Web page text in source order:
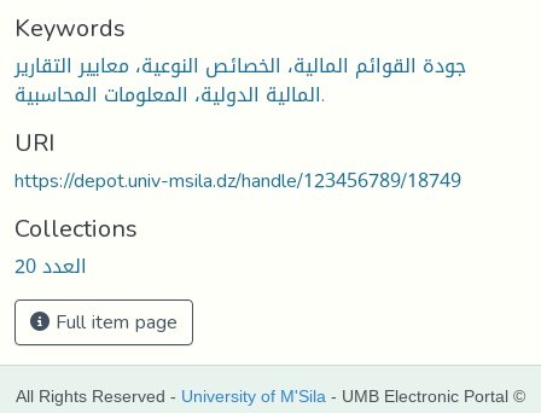
Keywords
جودة القوائم المالية، الخصائص النوعية، معايير التقارير
المالية الدولية، المعلومات المحاسبية.
URI
https://depot.univ-msila.dz/handle/123456789/18749
Collections
العدد 20
Full item page
All Rights Reserved - University of M'Sila - UMB Electronic Portal ©